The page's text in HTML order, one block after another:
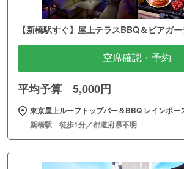
【新橋駅すぐ】屋上テラスBBQ＆ビアガ
空席確認・予約
平均予算 5,000円
東京屋上ルーフトップバー＆BBQ レインボー
新橋駅 徒歩1分／都道府県不明